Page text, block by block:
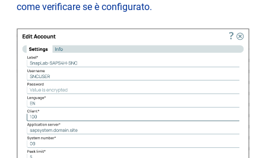
come verificare se è configurato.